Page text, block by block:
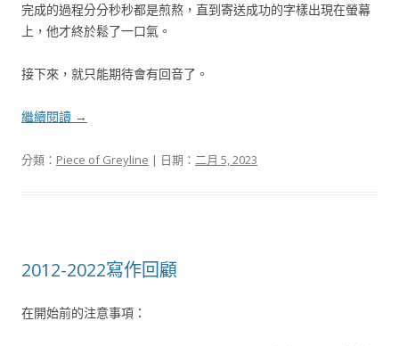
完成的過程分分秒秒都是煎熬，直到寄送成功的字樣出現在螢幕
上，他才終於鬆了一口氣。
接下來，就只能期待會有回音了。
繼續閱讀 →
分類： Piece of Greyline | 日期： 二月 5, 2023
2012-2022寫作回顧
在開始前的注意事項：